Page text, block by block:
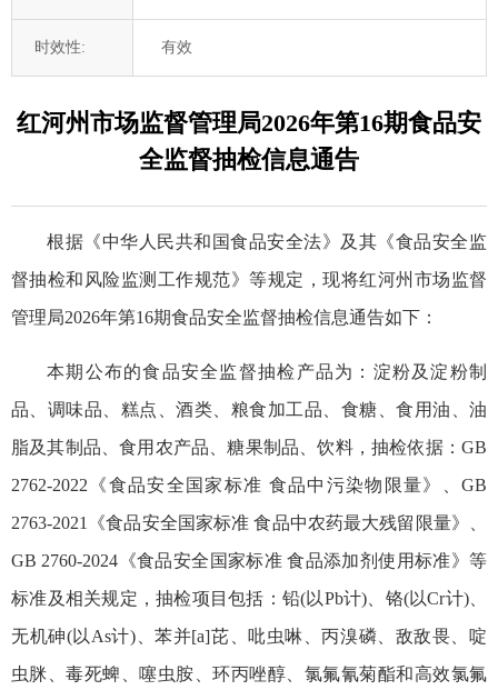
时效性: 有效
红河州市场监督管理局2026年第16期食品安
全监督抽检信息通告
根据《中华人民共和国食品安全法》及其《食品安全监
督抽检和风险监测工作规范》等规定，现将红河州市场监督
管理局2026年第16期食品安全监督抽检信息通告如下：
本期公布的食品安全监督抽检产品为：淀粉及淀粉制
品、调味品、糕点、酒类、粮食加工品、食糖、食用油、油
脂及其制品、食用农产品、糖果制品、饮料，抽检依据：GB
2762-2022《食品安全国家标准 食品中污染物限量》、GB
2763-2021《食品安全国家标准 食品中农药最大残留限量》、
GB 2760-2024《食品安全国家标准 食品添加剂使用标准》等
标准及相关规定，抽检项目包括：铅(以Pb计)、铬(以Cr计)、
无机砷(以As计)、苯并[a]芘、吡虫啉、丙溴磷、敌敌畏、啶
虫脒、毒死蜱、噻虫胺、环丙唑醇、氯氟氰菊酯和高效氯氟